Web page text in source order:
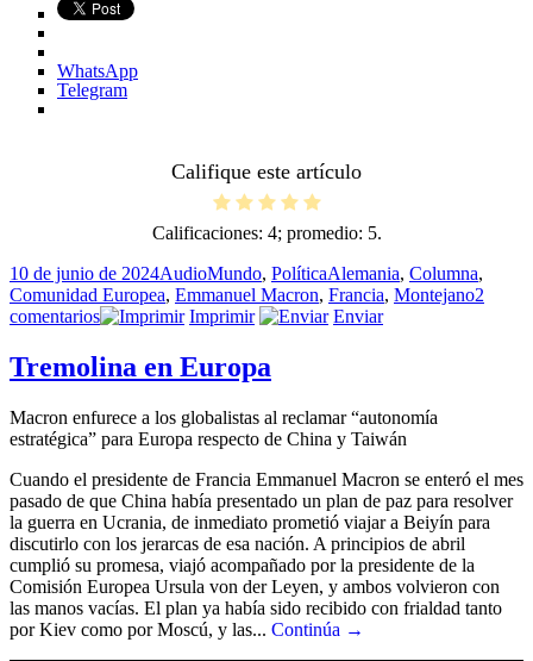
WhatsApp
Telegram
Califique este artículo
Calificaciones: 4; promedio: 5.
Publicado
el
10 de junio de 2024Formato
AudioCategorías
Mundo, PolíticaEtiquetas
Alemania, Columna,
Comunidad Europea, Emmanuel Macron, Francia, Montejano2
comentariosen
Macron
Imprimir Enviar
Tremolina en Europa
Macron enfurece a los globalistas al reclamar “autonomía
estratégica” para Europa respecto de China y Taiwán
Cuando el presidente de Francia Emmanuel Macron se enteró el mes
pasado de que China había presentado un plan de paz para resolver
la guerra en Ucrania, de inmediato prometió viajar a Beiyín para
discutirlo con los jerarcas de esa nación. A principios de abril
cumplió su promesa, viajó acompañado por la presidente de la
Comisión Europea Ursula von der Leyen, y ambos volvieron con
las manos vacías. El plan ya había sido recibido con frialdad tanto
por Kiev como por Moscú, y las... Continúa →